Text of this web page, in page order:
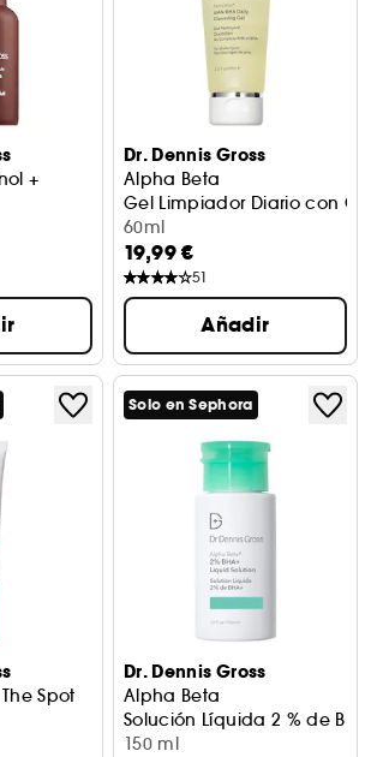
+
Noche Antiarrugas
Dr. Dennis Gross
Alpha Beta
Gel Limpiador Diario con
60ml
19,99 €
51
Añadir
Spot
Solo en Sephora
Dr. Dennis Gross
Alpha Beta
Solución Líquida 2 % de
150 ml